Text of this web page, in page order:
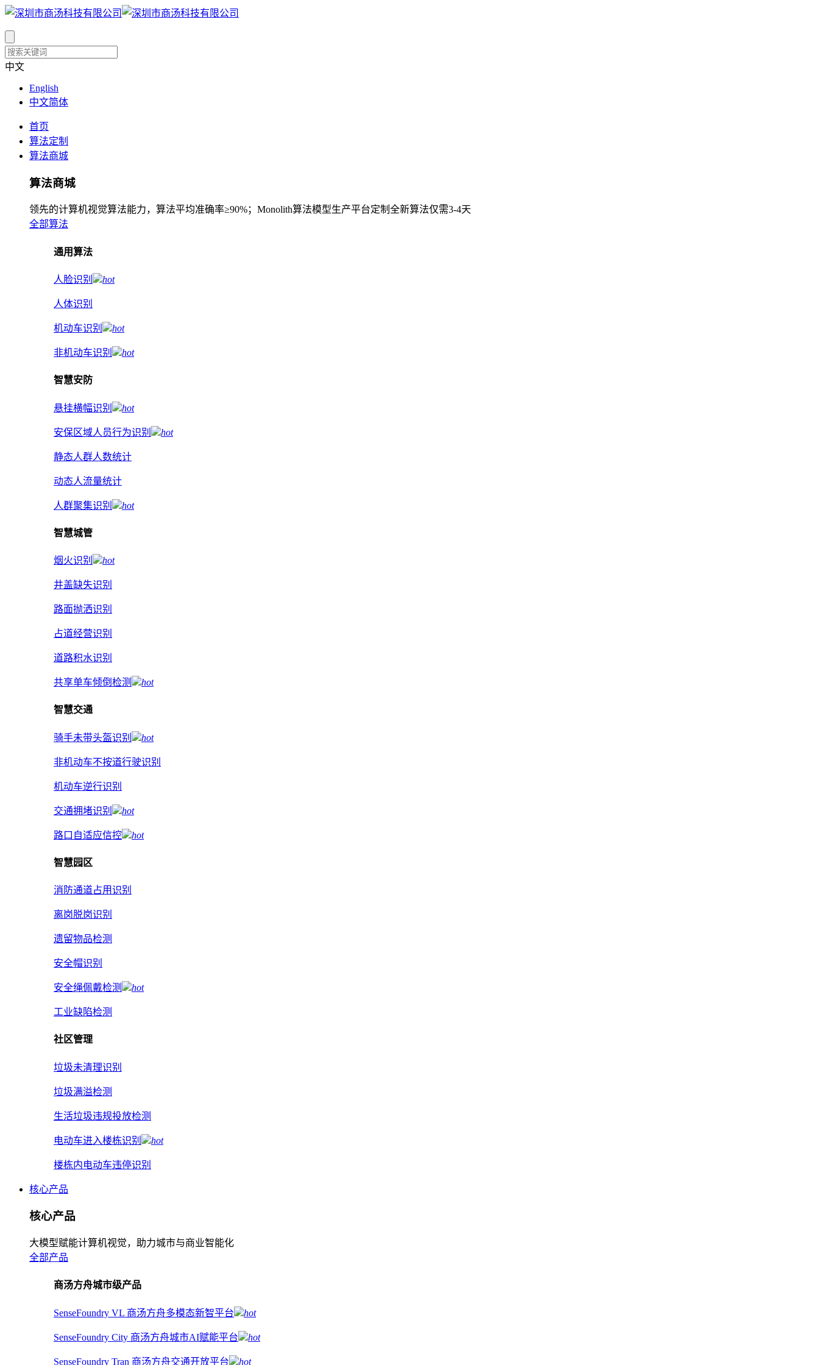
中文
English
中文简体
首页
算法定制
算法商城
算法商城
领先的计算机视觉算法能力，算法平均准确率≥90%；Monolith算法模型生产平台定制全新算法仅需3-4天
全部算法
通用算法
人脸识别 hot
人体识别
机动车识别 hot
非机动车识别 hot
智慧安防
悬挂横幅识别 hot
安保区域人员行为识别 hot
静态人群人数统计
动态人流量统计
人群聚集识别 hot
智慧城管
烟火识别 hot
井盖缺失识别
路面抛洒识别
占道经营识别
道路积水识别
共享单车倾倒检测 hot
智慧交通
骑手未带头盔识别 hot
非机动车不按道行驶识别
机动车逆行识别
交通拥堵识别 hot
路口自适应信控 hot
智慧园区
消防通道占用识别
离岗脱岗识别
遗留物品检测
安全帽识别
安全绳佩戴检测 hot
工业缺陷检测
社区管理
垃圾未清理识别
垃圾满溢检测
生活垃圾违规投放检测
电动车进入楼栋识别 hot
楼栋内电动车违停识别
核心产品
核心产品
大模型赋能计算机视觉，助力城市与商业智能化
全部产品
商汤方舟城市级产品
SenseFoundry VL 商汤方舟多模态新智平台 hot
SenseFoundry City 商汤方舟城市AI赋能平台 hot
SenseFoundry Tran 商汤方舟交通开放平台 hot